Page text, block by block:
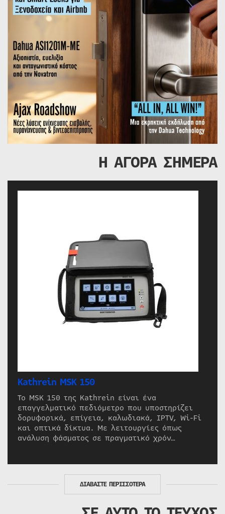
Η ΑΓΟΡΑ ΣΗΜΕΡΑ
Kathrein MSK 150
Το MSK 150 της Kathrein είναι ένα
επαγγελματικό πεδιόμετρο που υποστηρίζει
δορυφορικά, επίγεια, καλωδιακά, IPTV, Wi-Fi
και οπτικά δίκτυα. Με λειτουργίες όπως
ανάλυση φάσματος σε πραγματικό χρόν…
ΔΙΑΒΑΣΤΕ ΠΕΡΙΣΣΟΤΕΡΑ